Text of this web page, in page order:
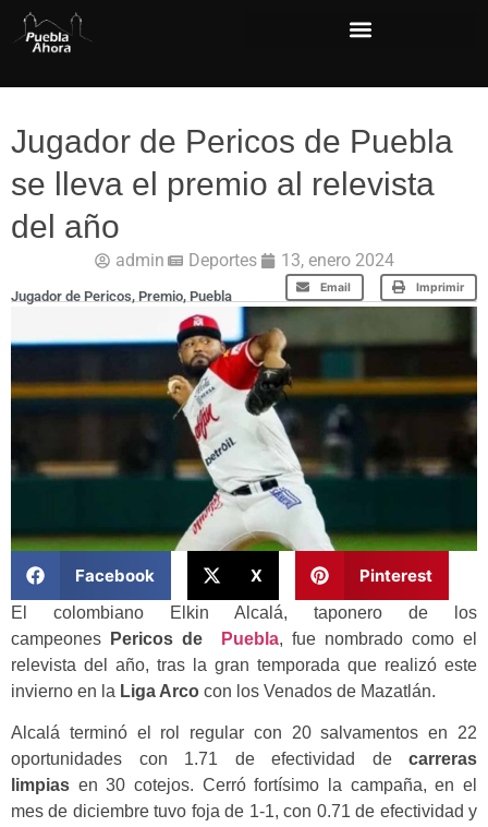
Jugador de Pericos de Puebla
se lleva el premio al relevista
del año
admin Deportes 13, enero 2024
Email Imprimir
Jugador de Pericos, Premio, Puebla
Facebook X Pinterest
El colombiano Elkin Alcalá, taponero de los
campeones
Pericos de Puebla, fue nombrado como el
relevista del año, tras la gran temporada que realizó este
invierno en la Liga Arco con los Venados de Mazatlán.
Alcalá terminó el rol regular con 20 salvamentos en 22
oportunidades con 1.71 de efectividad decarreras
limpias en 30 cotejos. Cerró fortísimo la campaña, en el
mes de diciembre tuvo foja de 1-1, con 0.71 de efectividad y